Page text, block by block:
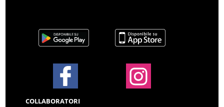
COLLABORATORI